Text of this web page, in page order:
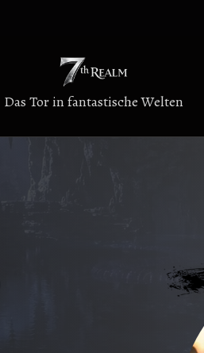
Das Tor in fantastische Welten